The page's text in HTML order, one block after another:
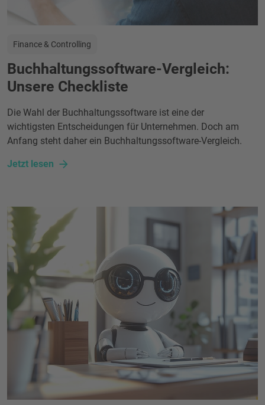
Finance & Controlling
Buchhaltungssoftware-Vergleich:
Unsere Checkliste
Die Wahl der Buchhaltungssoftware ist eine der
wichtigsten Entscheidungen für Unternehmen. Doch am
Anfang steht daher ein Buchhaltungssoftware-Vergleich.
Jetzt lesen